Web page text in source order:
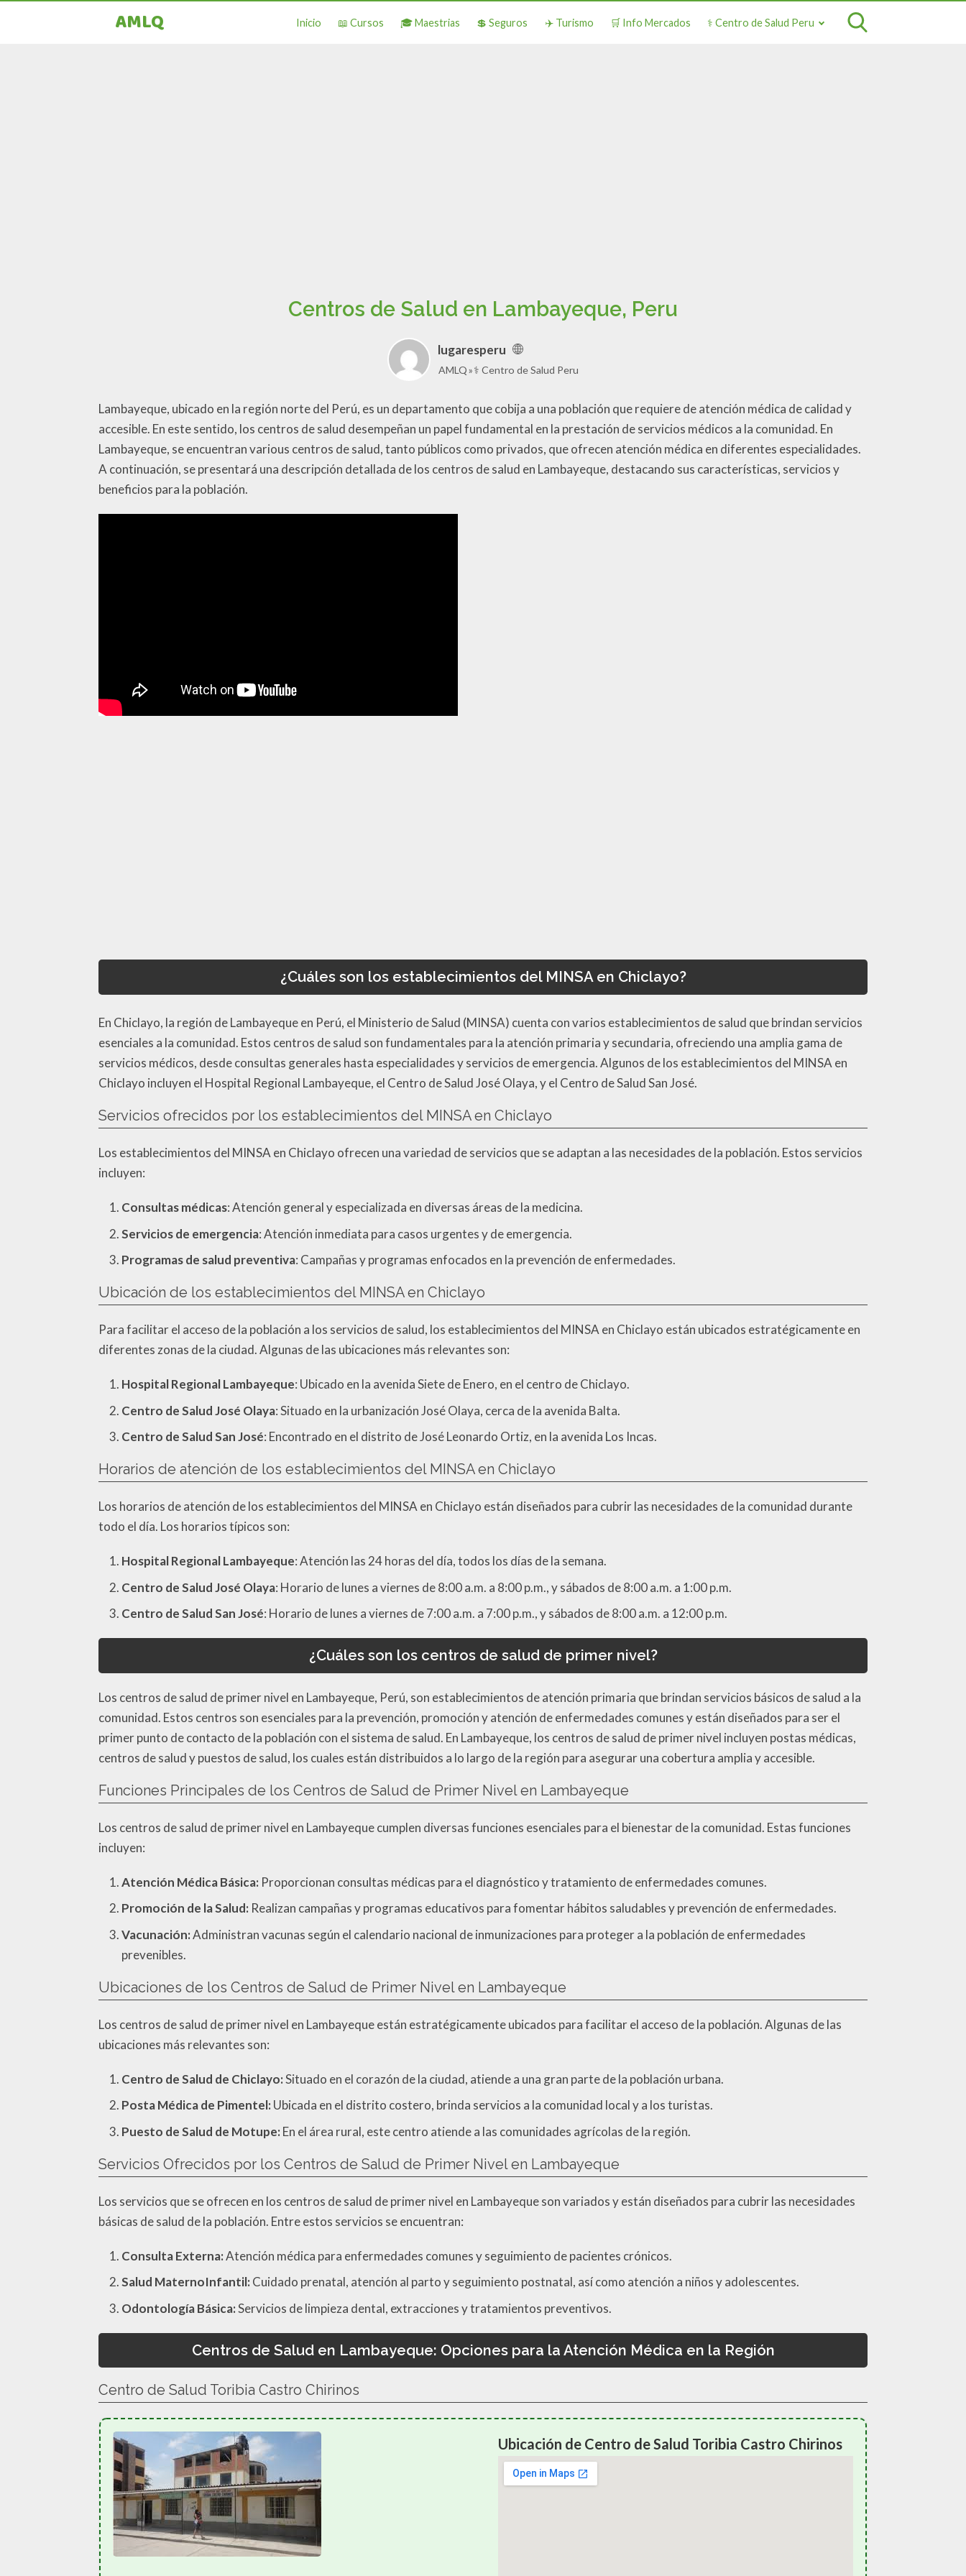
AMLQ Inicio 📖 Cursos 🎓 Maestrias 💲 Seguros ✈️ Turismo 🛒 Info Mercados ⚕️ Centro de Salud Peru
Centros de Salud en Lambayeque, Peru
lugaresperu
AMLQ ⚕️ Centro de Salud Peru
Lambayeque, ubicado en la región norte del Perú, es un departamento que cobija a una población que requiere de atención médica de calidad y
accesible. En este sentido, los centros de salud desempeñan un papel fundamental en la prestación de servicios médicos a la comunidad. En
Lambayeque, se encuentran various centros de salud, tanto públicos como privados, que ofrecen atención médica en diferentes especialidades.
A continuación, se presentará una descripción detallada de los centros de salud en Lambayeque, destacando sus características, servicios y
beneficios para la población.
¿Cuáles son los establecimientos del MINSA en Chiclayo?
En Chiclayo, la región de Lambayeque en Perú, el Ministerio de Salud (MINSA) cuenta con varios establecimientos de salud que brindan servicios
esenciales a la comunidad. Estos centros de salud son fundamentales para la atención primaria y secundaria, ofreciendo una amplia gama de
servicios médicos, desde consultas generales hasta especialidades y servicios de emergencia. Algunos de los establecimientos del MINSA en
Chiclayo incluyen el Hospital Regional Lambayeque, el Centro de Salud José Olaya, y el Centro de Salud San José.
Servicios ofrecidos por los establecimientos del MINSA en Chiclayo
Los establecimientos del MINSA en Chiclayo ofrecen una variedad de servicios que se adaptan a las necesidades de la población. Estos servicios
incluyen:
Consultas médicas: Atención general y especializada en diversas áreas de la medicina.
Servicios de emergencia: Atención inmediata para casos urgentes y de emergencia.
Programas de salud preventiva: Campañas y programas enfocados en la prevención de enfermedades.
Ubicación de los establecimientos del MINSA en Chiclayo
Para facilitar el acceso de la población a los servicios de salud, los establecimientos del MINSA en Chiclayo están ubicados estratégicamente en
diferentes zonas de la ciudad. Algunas de las ubicaciones más relevantes son:
Hospital Regional Lambayeque: Ubicado en la avenida Siete de Enero, en el centro de Chiclayo.
Centro de Salud José Olaya: Situado en la urbanización José Olaya, cerca de la avenida Balta.
Centro de Salud San José: Encontrado en el distrito de José Leonardo Ortiz, en la avenida Los Incas.
Horarios de atención de los establecimientos del MINSA en Chiclayo
Los horarios de atención de los establecimientos del MINSA en Chiclayo están diseñados para cubrir las necesidades de la comunidad durante
todo el día. Los horarios típicos son:
Hospital Regional Lambayeque: Atención las 24 horas del día, todos los días de la semana.
Centro de Salud José Olaya: Horario de lunes a viernes de 8:00 a.m. a 8:00 p.m., y sábados de 8:00 a.m. a 1:00 p.m.
Centro de Salud San José: Horario de lunes a viernes de 7:00 a.m. a 7:00 p.m., y sábados de 8:00 a.m. a 12:00 p.m.
¿Cuáles son los centros de salud de primer nivel?
Los centros de salud de primer nivel en Lambayeque, Perú, son establecimientos de atención primaria que brindan servicios básicos de salud a la
comunidad. Estos centros son esenciales para la prevención, promoción y atención de enfermedades comunes y están diseñados para ser el
primer punto de contacto de la población con el sistema de salud. En Lambayeque, los centros de salud de primer nivel incluyen postas médicas,
centros de salud y puestos de salud, los cuales están distribuidos a lo largo de la región para asegurar una cobertura amplia y accesible.
Funciones Principales de los Centros de Salud de Primer Nivel en Lambayeque
Los centros de salud de primer nivel en Lambayeque cumplen diversas funciones esenciales para el bienestar de la comunidad. Estas funciones
incluyen:
Atención Médica Básica: Proporcionan consultas médicas para el diagnóstico y tratamiento de enfermedades comunes.
Promoción de la Salud: Realizan campañas y programas educativos para fomentar hábitos saludables y prevención de enfermedades.
Vacunación:Administran vacunas según el calendario nacional de inmunizaciones para proteger a la población de enfermedades
prevenibles.
Ubicaciones de los Centros de Salud de Primer Nivel en Lambayeque
Los centros de salud de primer nivel en Lambayeque están estratégicamente ubicados para facilitar el acceso de la población. Algunas de las
ubicaciones más relevantes son:
Centro de Salud de Chiclayo:Situado en el corazón de la ciudad, atiende a una gran parte de la población urbana.
Posta Médica de Pimentel: Ubicada en el distrito costero, brinda servicios a la comunidad local y a los turistas.
Puesto de Salud de Motupe: En el área rural, este centro atiende a las comunidades agrícolas de la región.
Servicios Ofrecidos por los Centros de Salud de Primer Nivel en Lambayeque
Los servicios que se ofrecen en los centros de salud de primer nivel en Lambayeque son variados y están diseñados para cubrir las necesidades
básicas de salud de la población. Entre estos servicios se encuentran:
Consulta Externa:Atención médica para enfermedades comunes y seguimiento de pacientes crónicos.
Salud MaternoInfantil: Cuidado prenatal, atención al parto y seguimiento postnatal, así como atención a niños y adolescentes.
Odontología Básica:Servicios de limpieza dental, extracciones y tratamientos preventivos.
Centros de Salud en Lambayeque: Opciones para la Atención Médica en la Región
Centro de Salud Toribia Castro Chirinos
Ubicación de Centro de Salud Toribia Castro Chirinos